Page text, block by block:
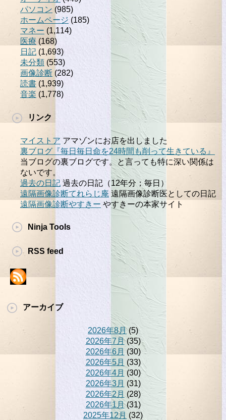
パソコン (985)
ホームページ (185)
マネー (1,114)
医療 (168)
日記 (1,693)
未分類 (553)
画像診断 (282)
読書 (1,939)
音楽 (1,778)
リンク
マイストア アマゾンにお店を出しました
裏ブログ『毎日毎日命を24時間も削って生きている』
当ブログの裏ブログです。と言っても特に深い関係は
ないです。
過去の日記 過去の日記（12年分；毎日）
遠隔画像診断てれらじ庵 遠隔画像診断医としての日記
遠隔画像診断やすきー やすきーの本家サイト
Ninja Tools
RSS feed
アーカイブ
2026年8月(5)
2026年7月(35)
2026年6月(30)
2026年5月 (33)
2026年4月 (30)
2026年3月 (31)
2026年2月 (28)
2026年1月(31)
2025年12月 (32)